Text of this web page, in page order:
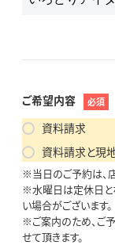
ご希望内容 必須
資料請求
資料請求と現
※当日のご予約は、
※水曜日は定休日と
い場合がございます。
※ご案内のため、ご
せて頂きます。